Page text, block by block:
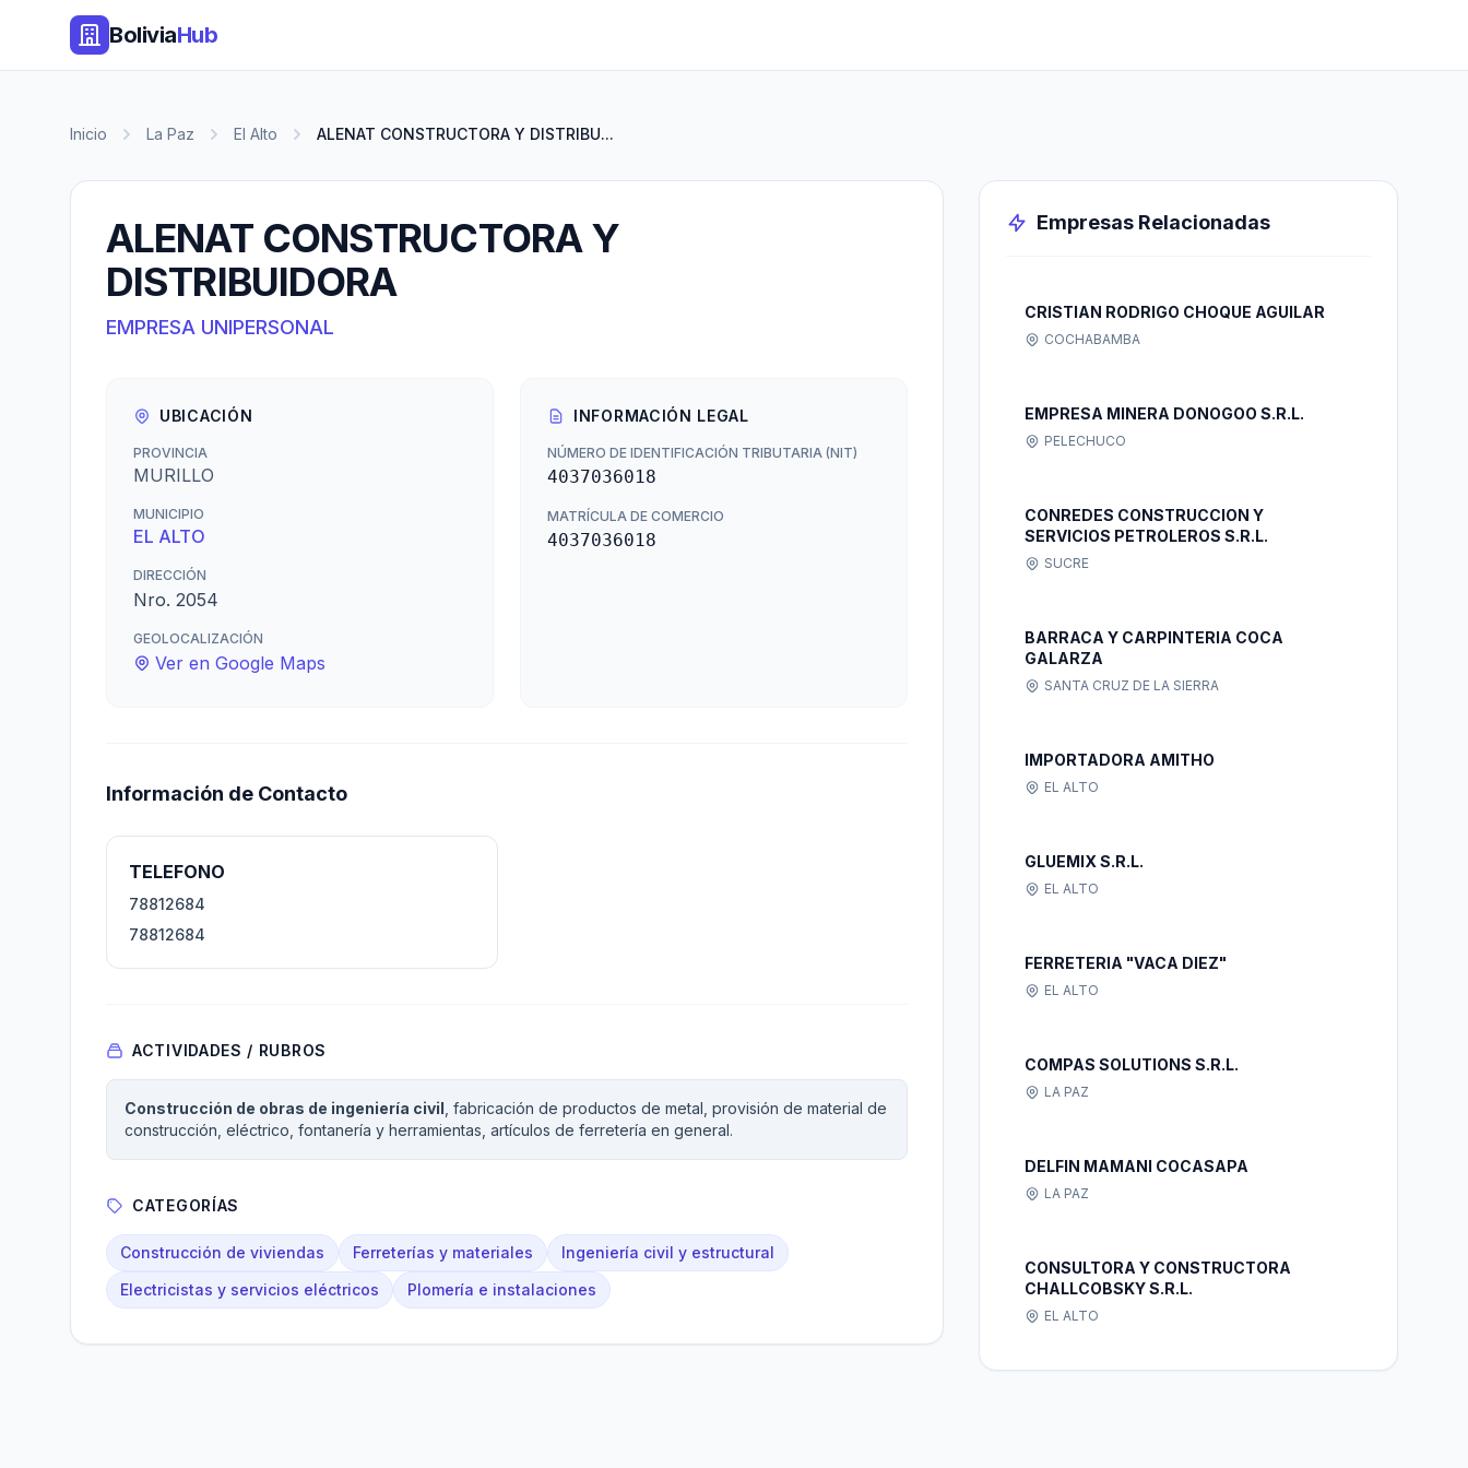
BoliviaHub
Inicio La Paz El Alto ALENAT CONSTRUCTORA Y DISTRIBU...
ALENAT CONSTRUCTORA Y
DISTRIBUIDORA
EMPRESA UNIPERSONAL
UBICACIÓN
PROVINCIA
MURILLO
MUNICIPIO
EL ALTO
DIRECCIÓN
Nro. 2054
GEOLOCALIZACIÓN
Ver en Google Maps
INFORMACIÓN LEGAL
NÚMERO DE IDENTIFICACIÓN TRIBUTARIA (NIT)
4037036018
MATRÍCULA DE COMERCIO
4037036018
Información de Contacto
TELEFONO
78812684
78812684
ACTIVIDADES / RUBROS
Construcción de obras de ingeniería civil , fabricación de productos de metal, provisión de material de
construcción, eléctrico, fontanería y herramientas, artículos de ferretería en general.
CATEGORÍAS
Construcción de viviendas Ferreterías y materiales
Ingeniería civil y estructural
Electricistas y servicios eléctricos
Plomería e instalaciones
Empresas Relacionadas
CRISTIAN RODRIGO CHOQUE AGUILAR
COCHABAMBA
EMPRESA MINERA DONOGOO S.R.L.
PELECHUCO
CONREDES CONSTRUCCION Y
SERVICIOS PETROLEROS S.R.L.
SUCRE
BARRACA Y CARPINTERIA COCA
GALARZA
SANTA CRUZ DE LA SIERRA
IMPORTADORA AMITHO
EL ALTO
GLUEMIX S.R.L.
EL ALTO
FERRETERIA "VACA DIEZ"
EL ALTO
COMPAS SOLUTIONS S.R.L.
LA PAZ
DELFIN MAMANI COCASAPA
LA PAZ
CONSULTORA Y CONSTRUCTORA
CHALLCOBSKY S.R.L.
EL ALTO